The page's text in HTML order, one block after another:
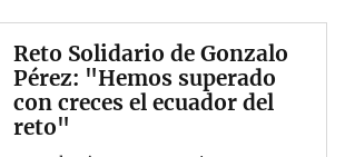
Reto Solidario de Gonzalo
Pérez: "Hemos superado
con creces el ecuador del
reto"